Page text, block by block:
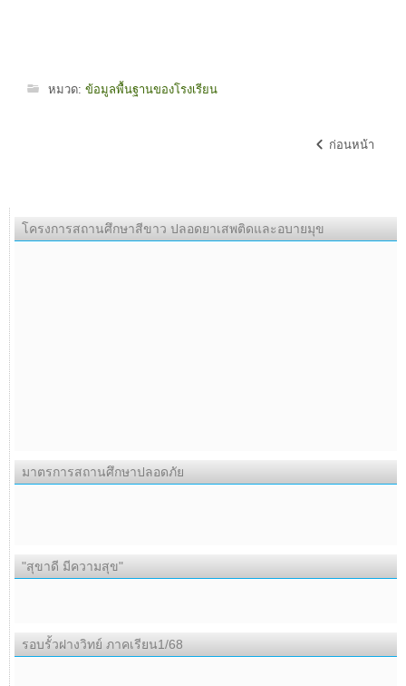
โครงการสถานศึกษาสีขาว ปลอดยาเสพติดและอบายมุข
มาตรการสถานศึกษาปลอดภัย
"สุขาดี มีความสุข"
รอบรั้วฝางวิทย์ ภาคเรียน1/68